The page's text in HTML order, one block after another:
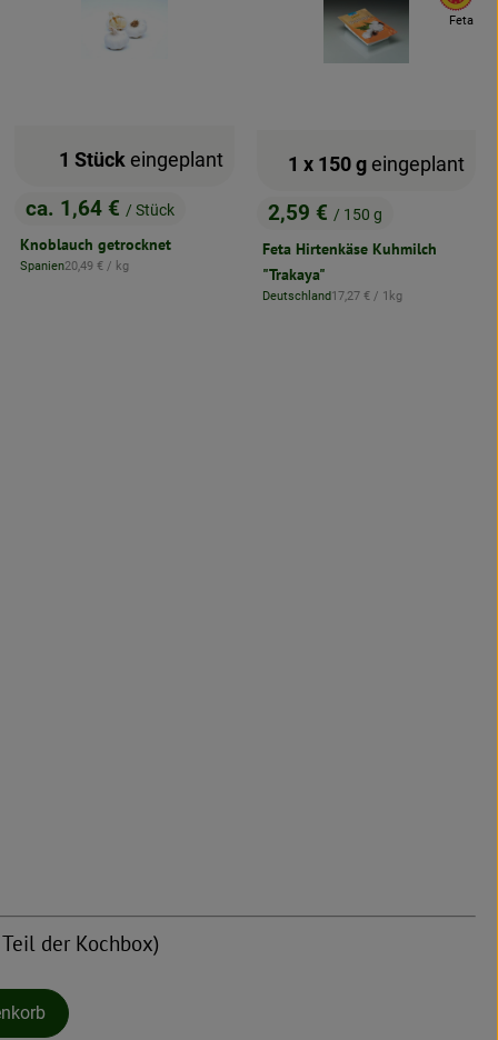
, Preis:
ca. 1,64 €/ Stück
Knoblauch getrocknet
, Herkunft:
Spanien, Referenzpreis:
20,49 € / kg
1 Stück eingeplant
, Preis:
2,59 € / 150 g
Feta Hirtenkäse Kuhmilch
"Trakaya"
, Herkunft:
Deutschland, Referenzpreis:
17,27 € / 1kg
1 x 150 g eingeplant
Feta
der Kochbox)